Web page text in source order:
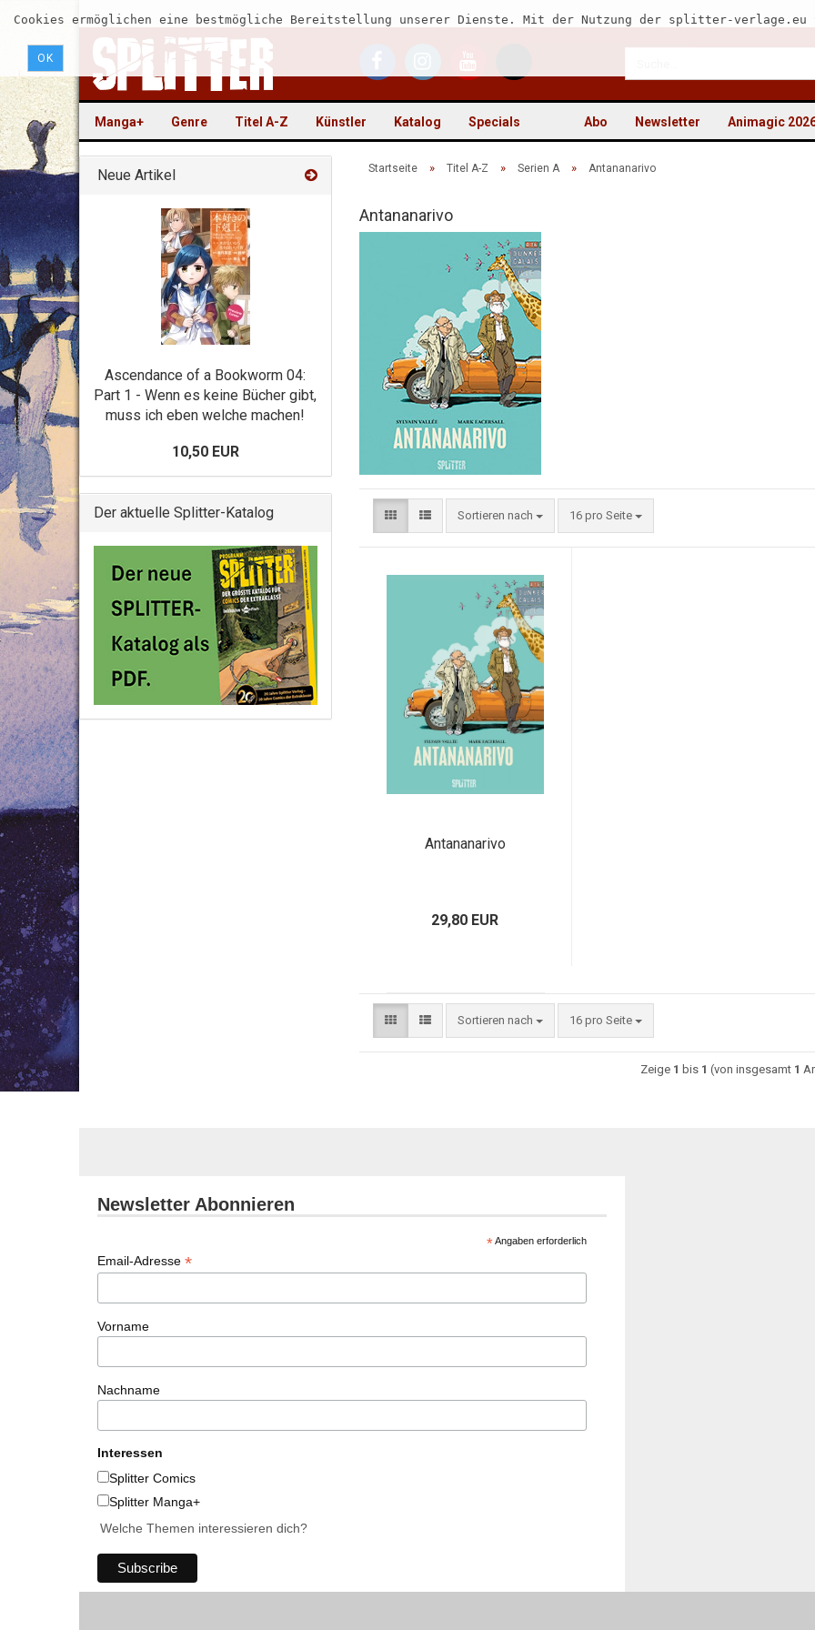
Cookies ermöglichen eine bestmögliche Bereitstellung unserer Dienste. Mit der Nutzung der splitter-
OK
Manga+ Genre Titel A-Z Künstler Katalog Specials Animagic
Newsletter
Abo
Startseite » Titel A-Z » Serien A » Antananarivo
Antananarivo
Sortieren nach 16 pro Seite
Antananarivo
29,80 EUR
Sortieren nach 16 pro Seite
Zeige 1 bis 1 (von insgesamt 1
Neue Artikel
Ascendance of a Bookworm 04:
Part 1 - Wenn es keine Bücher gibt,
muss ich eben welche machen!
10,50 EUR
Der aktuelle Splitter-Katalog
Newsletter Abonnieren
*Angaben erforderlich
Email-Adresse *
Vorname
Nachname
Interessen
Splitter Comics
Splitter Manga+
Welche Themen interessieren dich?